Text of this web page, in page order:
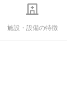
施設・設備の特徴